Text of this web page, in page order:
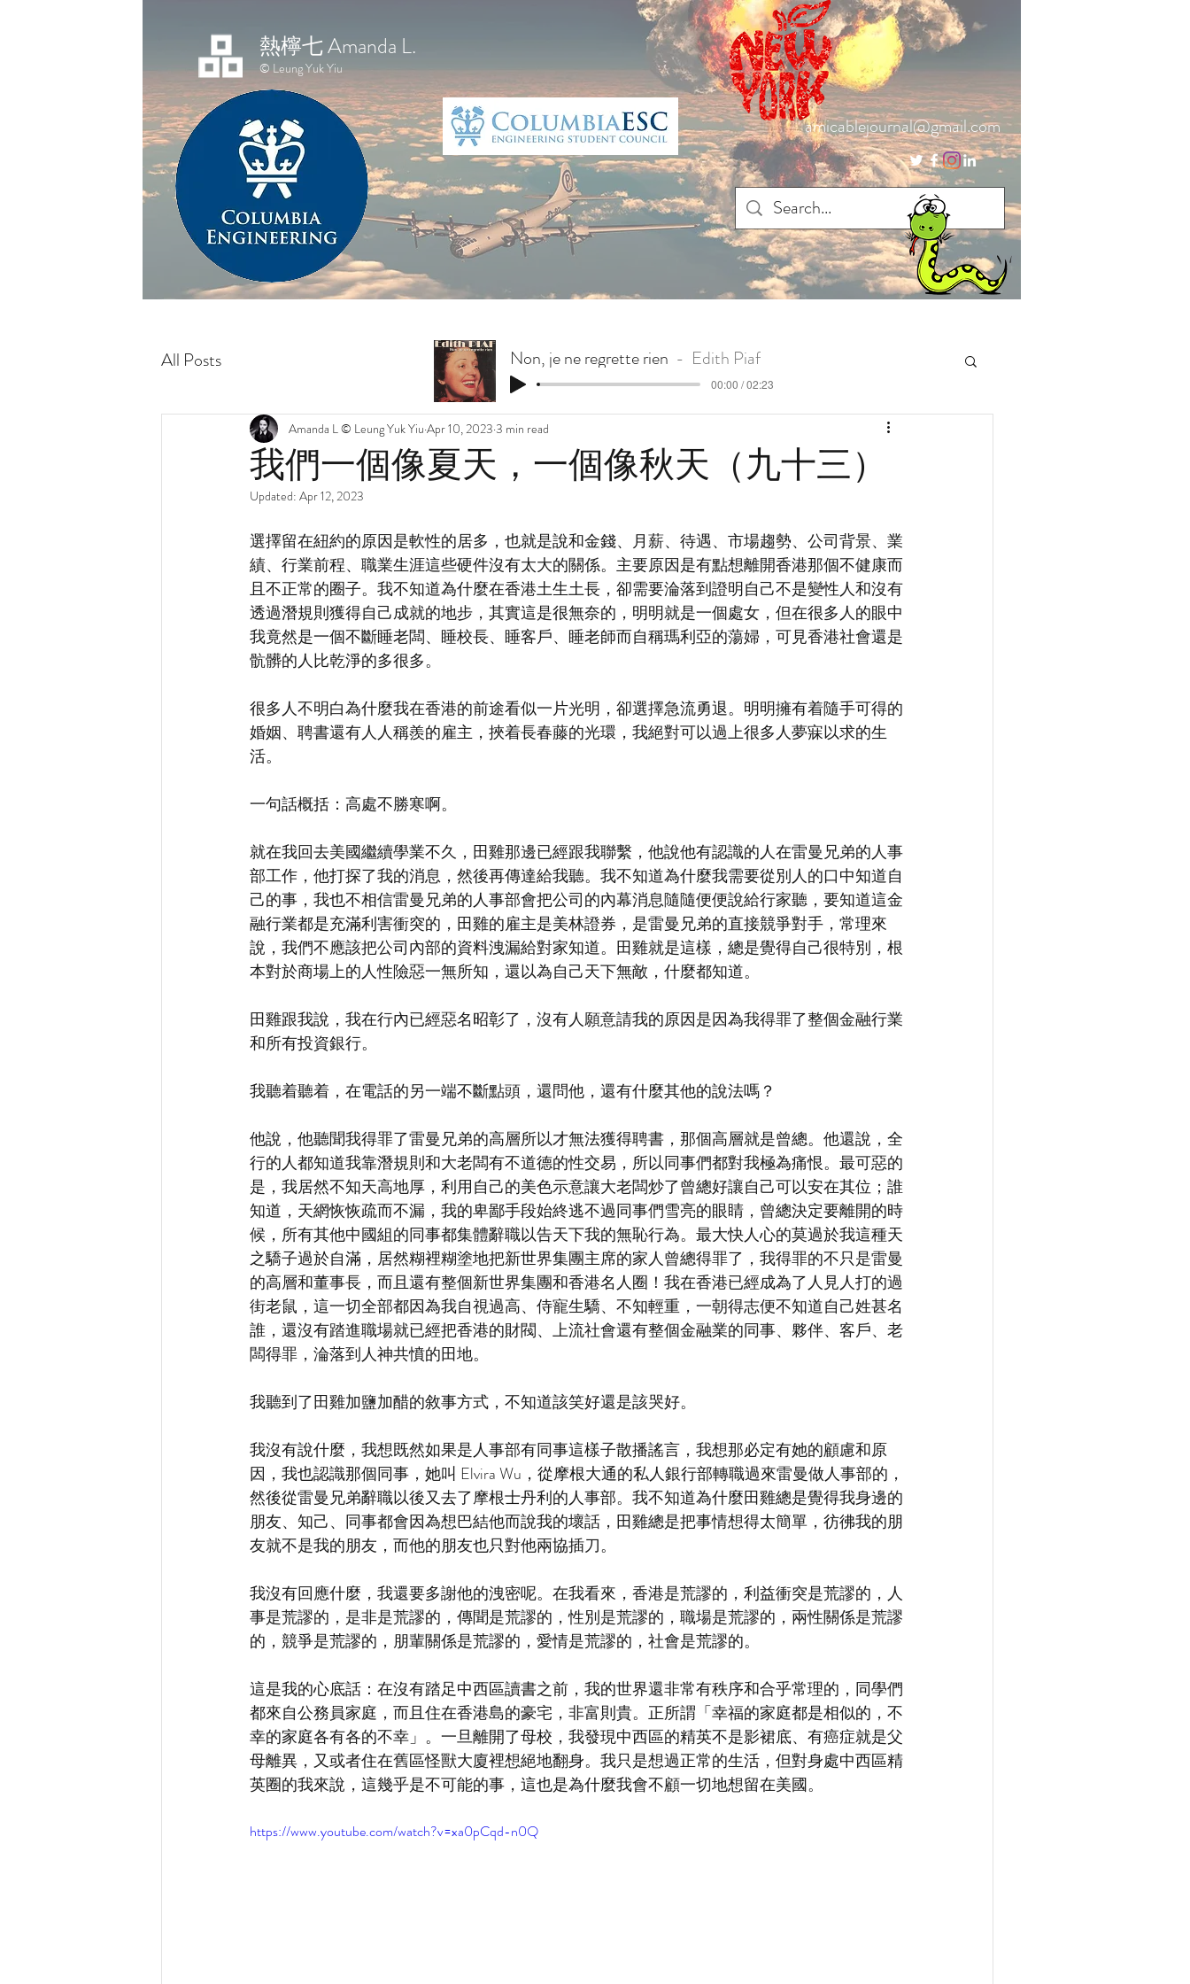
熱檸七 Amanda L.
© Leung Yuk Yiu
amicablejournal@gmail.com
All Posts
我們一個像夏天，一個像秋天（九十三）
Amanda L © Leung Yuk Yiu Apr 10, 2023 3 min read
Updated: Apr 12, 2023
選擇留在紐約的原因是軟性的居多，也就是說和金錢、月薪、待遇、市場趨勢、公司背景、業
績、行業前程、職業生涯這些硬件沒有太大的關係。主要原因是有點想離開香港那個不健康而
且不正常的圈子。我不知道為什麼在香港土生土長，卻需要淪落到證明自己不是變性人和沒有
透過潛規則獲得自己成就的地步，其實這是很無奈的，明明就是一個處女，但在很多人的眼中
我竟然是一個不斷睡老闆、睡校長、睡客戶、睡老師而自稱瑪利亞的蕩婦，可見香港社會還是
骯髒的人比乾淨的多很多。
很多人不明白為什麼我在香港的前途看似一片光明，卻選擇急流勇退。明明擁有着隨手可得的
婚姻、聘書還有人人稱羨的雇主，挾着長春藤的光環，我絕對可以過上很多人夢寐以求的生
活。
一句話概括：高處不勝寒啊。
就在我回去美國繼續學業不久，田雞那邊已經跟我聯繫，他說他有認識的人在雷曼兄弟的人事
部工作，他打探了我的消息，然後再傳達給我聽。我不知道為什麼我需要從別人的口中知道自
己的事，我也不相信雷曼兄弟的人事部會把公司的內幕消息隨隨便便說給行家聽，要知道這金
融行業都是充滿利害衝突的，田雞的雇主是美林證券，是雷曼兄弟的直接競爭對手，常理來
說，我們不應該把公司內部的資料洩漏給對家知道。田雞就是這樣，總是覺得自己很特別，根
本對於商場上的人性險惡一無所知，還以為自己天下無敵，什麼都知道。
田雞跟我說，我在行內已經惡名昭彰了，沒有人願意請我的原因是因為我得罪了整個金融行業
和所有投資銀行。
我聽着聽着，在電話的另一端不斷點頭，還問他，還有什麼其他的說法嗎？
他說，他聽聞我得罪了雷曼兄弟的高層所以才無法獲得聘書，那個高層就是曾總。他還說，全
行的人都知道我靠潛規則和大老闆有不道德的性交易，所以同事們都對我極為痛恨。最可惡的
是，我居然不知天高地厚，利用自己的美色示意讓大老闆炒了曾總好讓自己可以安在其位；誰
知道，天網恢恢疏而不漏，我的卑鄙手段始終逃不過同事們雪亮的眼睛，曾總決定要離開的時
候，所有其他中國組的同事都集體辭職以告天下我的無恥行為。最大快人心的莫過於我這種天
之驕子過於自滿，居然糊裡糊塗地把新世界集團主席的家人曾總得罪了，我得罪的不只是雷曼
的高層和董事長，而且還有整個新世界集團和香港名人圈！我在香港已經成為了人見人打的過
街老鼠，這一切全部都因為我自視過高、侍寵生驕、不知輕重，一朝得志便不知道自己姓甚名
誰，還沒有踏進職場就已經把香港的財閥、上流社會還有整個金融業的同事、夥伴、客戶、老
闆得罪，淪落到人神共憤的田地。
我聽到了田雞加鹽加醋的敘事方式，不知道該笑好還是該哭好。
我沒有說什麼，我想既然如果是人事部有同事這樣子散播謠言，我想那必定有她的顧慮和原
因，我也認識那個同事，她叫 Elvira Wu，從摩根大通的私人銀行部轉職過來雷曼做人事部的，
然後從雷曼兄弟辭職以後又去了摩根士丹利的人事部。我不知道為什麼田雞總是覺得我身邊的
朋友、知己、同事都會因為想巴結他而說我的壞話，田雞總是把事情想得太簡單，彷彿我的朋
友就不是我的朋友，而他的朋友也只對他兩協插刀。
我沒有回應什麼，我還要多謝他的洩密呢。在我看來，香港是荒謬的，利益衝突是荒謬的，人
事是荒謬的，是非是荒謬的，傳聞是荒謬的，性別是荒謬的，職場是荒謬的，兩性關係是荒謬
的，競爭是荒謬的，朋輩關係是荒謬的，愛情是荒謬的，社會是荒謬的。
這是我的心底話：在沒有踏足中西區讀書之前，我的世界還非常有秩序和合乎常理的，同學們
都來自公務員家庭，而且住在香港島的豪宅，非富則貴。正所謂「幸福的家庭都是相似的，不
幸的家庭各有各的不幸」。一旦離開了母校，我發現中西區的精英不是影裙底、有癌症就是父
母離異，又或者住在舊區怪獸大廈裡想絕地翻身。我只是想過正常的生活，但對身處中西區精
英圈的我來說，這幾乎是不可能的事，這也是為什麼我會不顧一切地想留在美國。
https://www.youtube.com/watch?v=xa0pCqd-n0Q
Non, je ne regrette rien Edith Piaf
00:00 / 02:23